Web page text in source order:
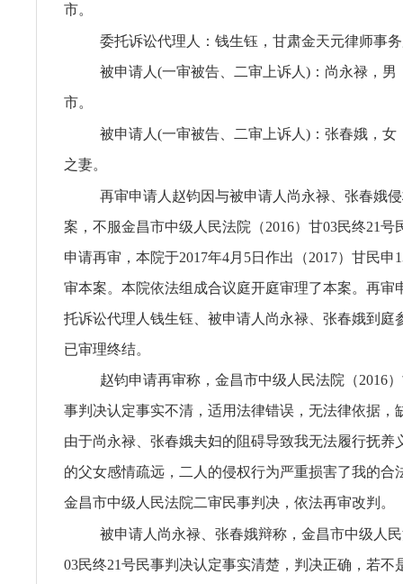
市。
委托诉讼代理人：钱生钰，甘肃金天元律师事
被申请人(一审被告、二审上诉人)：尚永禄，男
市。
被申请人(一审被告、二审上诉人)：张春娥，女
之妻。
再审申请人赵钧因与被申请人尚永禄、张春娥
案，不服金昌市中级人民法院（2016）甘03民终21号
申请再审，本院于2017年4月5日作出（2017）甘民申
审本案。本院依法组成合议庭开庭审理了本案。再审
托诉讼代理人钱生钰、被申请人尚永禄、张春娥到庭
已审理终结。
赵钧申请再审称，金昌市中级人民法院（2016
事判决认定事实不清，适用法律错误，无法律依据，
由于尚永禄、张春娥夫妇的阻碍导致我无法履行抚养
的父女感情疏远，二人的侵权行为严重损害了我的合
金昌市中级人民法院二审民事判决，依法再审改判。
被申请人尚永禄、张春娥辩称，金昌市中级人
03民终21号民事判决认定事实清楚，判决正确，若不